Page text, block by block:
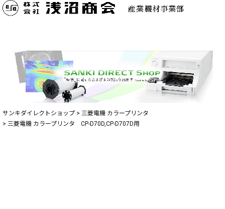
サンキダイレクトショップ
三菱電機 カラープリンタ
三菱電機 カラープリンタ CP-D70D,CP-D707D用